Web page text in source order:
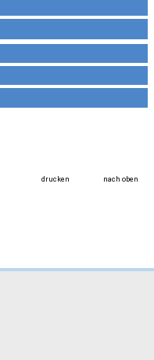
drucken nach oben